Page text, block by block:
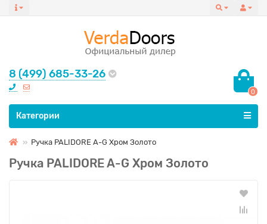
8 (499) 685-33-26
0
Все категории
Категории
Ручка PALIDORE A-G Хром Золото
Ручка PALIDORE A-G Хром Золото